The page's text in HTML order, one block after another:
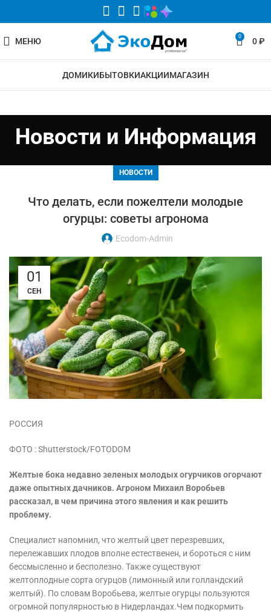
МЕНЮ 0 0₽
ДОМИКИБЫТОВКИАКЦИИМАГАЗИН
Новости и Информация
НОВОСТИ
Что делать, если пожелтели молодые
огурцы: советы агронома
Ecodom-Admin
01
СЕН
РОССИЯ
ФОТО : Shutterstock/FOTODOM
Желтые бока недавно зеленых молодых огурчиков огорчают
даже опытных дачников. Агроном Михаил Воробьев
рассказал, в чем причина этого явления и как решить
проблему.
Специалист напомнил, что желтый цвет перезревших,
перележавших плодов вполне естественен, и бороться с ним
бессмысленно и бесполезно. Также существуют
желтоплодные сорта огурцов (лимонный или голландский
желтый). По словам Воробьева, желтые огурцы пользуются
огромной популярностью в Нидерландах.Чем подкормить